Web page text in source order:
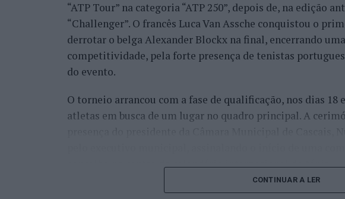
“ATP Tour” na categoria “ATP 250”, depois de, na edição
“Challenger”. O francês Luca Van Assche conquistou o
derrotar o belga Alexander Blockx na final, encerrando
competitividade, pela forte presença de tenistas
do evento.
O torneio arrancou com a fase de qualificação, nos dias 18
atletas em busca de um lugar no quadro principal. A
concelho no centro do calendário internacional do ténis.
Apesar das desistências de última hora de jogadores como
CONTINUAR A LER